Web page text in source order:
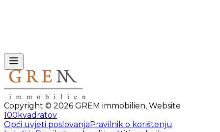
Copyright © 2026 GREM immobilien, Website
100kvadratov
Opći uvjeti poslovanjaPravilnik o korištenju